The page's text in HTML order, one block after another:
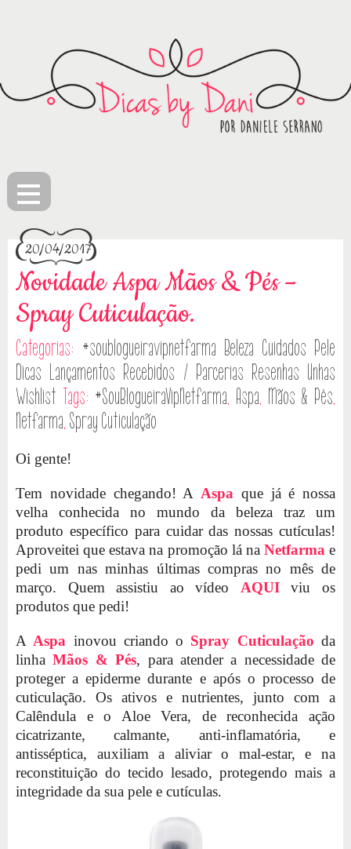
≡
20/04/2017
Novidade Aspa Mãos & Pés –
Spray Cuticulação.
Categorias: #soublogueiravipnetfarma Beleza Cuidados Pele
Dicas
Lançamentos Recebidos / Parcerias Resenhas Unhas
Wishlist Tags: #SouBlogueiraVipNetfarma, Aspa, Mãos & Pés,
Netfarma, Spray Cuticulação
Oi gente!
Tem novidade chegando! A Aspa que já é nossa
velha conhecida no mundo da beleza traz um
produto específico para cuidar das nossas cutículas!
Aproveitei que estava na promoção lá na Netfarma e
pedi um nas minhas últimas compras no mês de
março. Quem assistiu ao vídeo AQUIviu os
produtos que pedi!
A Aspa inovou criando o Spray Cuticulação da
linhaMãos & Pés, para atender a necessidade de
proteger a epiderme durante e após o processo de
cuticulação. Os ativos e nutrientes, junto com a
Calêndula e o Aloe Vera, de reconhecida ação
cicatrizante, calmante, anti-inflamatória, e
antisséptica, auxiliam a aliviar o mal-estar, e na
reconstituição do tecido lesado, protegendo mais a
integridade da sua pele e cutículas.